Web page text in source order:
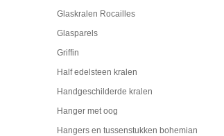
Glaskralen Rocailles
Glasparels
Griffin
Half edelsteen kralen
Handgeschilderde kralen
Hanger met oog
Hangers en tussenstukken bohemian